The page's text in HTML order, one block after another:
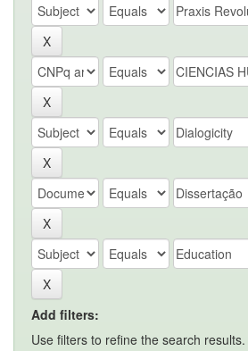
Add filters:
Use filters to refine the search results.